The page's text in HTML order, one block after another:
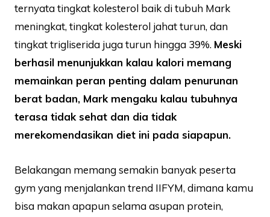
ternyata tingkat kolesterol baik di tubuh Mark
meningkat, tingkat kolesterol jahat turun, dan
tingkat trigliserida juga turun hingga 39%. Meski
berhasil menunjukkan kalau kalori memang
memainkan peran penting dalam penurunan
berat badan, Mark mengaku kalau tubuhnya
terasa tidak sehat dan dia tidak
merekomendasikan diet ini pada siapapun.
Belakangan memang semakin banyak peserta
gym yang menjalankan trend IIFYM, dimana kamu
bisa makan apapun selama asupan protein,